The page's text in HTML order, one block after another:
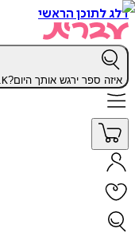
הראשי
ספר ירגש אותך היום? Ctrl K